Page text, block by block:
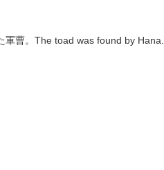
軍曹。The toad was found by Hana.